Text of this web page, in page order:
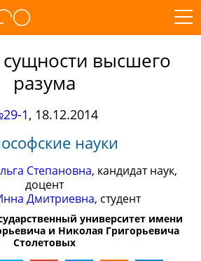
высшего
разума
1, 18.12.2014
науки
Степановна, кандидат наук,
доцент
Дмитриевна, студент
университет имени
и Николая Григорьевича
Столетовых